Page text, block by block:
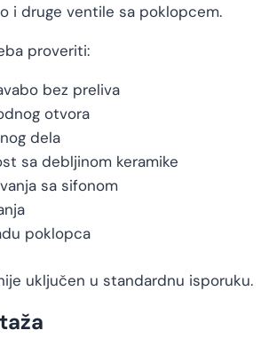
i druge ventile sa poklopcem.
proveriti:
bez preliva
otvora
dela
sa debljinom keramike
sa sifonom
poklopca
uključen u standardnu isporuku.